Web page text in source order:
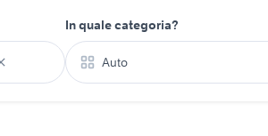
In quale categoria?
Auto